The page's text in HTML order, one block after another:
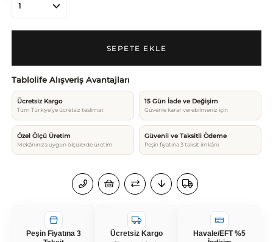
Tablolife Alışveriş Avantajları
Ücretsiz Kargo
Tüm Türkiye’ye ücretsiz teslimat
15 Gün İade ve Değişim
Güvenle karar verebilmeniz için
Özel Ölçü Üretim
Mekânınıza uygun ölçülerde üretim
Güvenli ve Taksitli Ödeme
Peşin fiyatına 3 taksit imkânı
Peşin Fiyatına 3
Ücretsiz Kargo
Havale/EFT %5